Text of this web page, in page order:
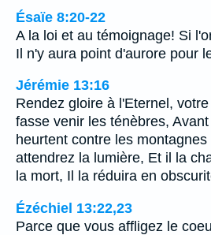
Ésaïe 8:20-22
A la loi et au témoignage! Si
Il n'y aura point d'aurore pour
Jérémie 13:16
Rendez gloire à l'Eternel, votre
fasse venir les ténèbres,
heurtent contre les
attendrez la lumière, Et il la
la mort, Il la réduira en
Ézéchiel 13:22,23
Parce que vous affligez le